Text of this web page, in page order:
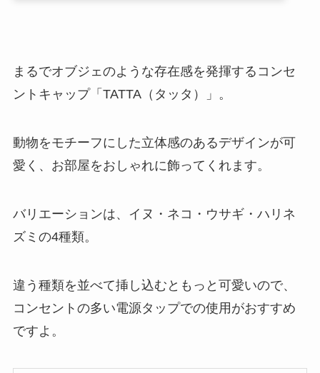
まるでオブジェのような存在感を発揮するコンセ
ントキャップ「TATTA（タッタ）」。
動物をモチーフにした立体感のあるデザインが可
愛く、お部屋をおしゃれに飾ってくれます。
バリエーションは、イヌ・ネコ・ウサギ・ハリネ
ズミの4種類。
違う種類を並べて挿し込むともっと可愛いので、
コンセントの多い電源タップでの使用がおすすめ
ですよ。